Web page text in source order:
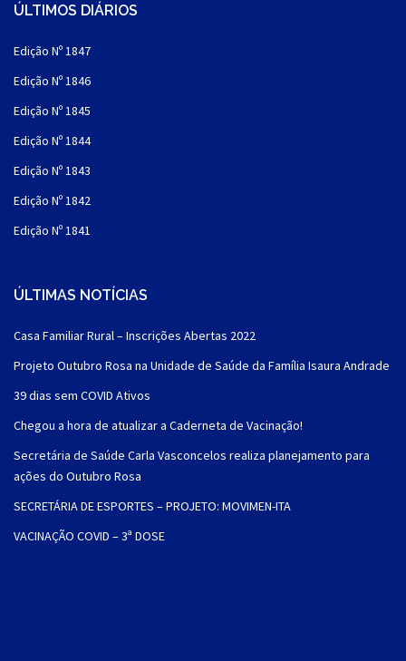
ÚLTIMOS DIÁRIOS
Edição Nº 1847
Edição Nº 1846
Edição Nº 1845
Edição Nº 1844
Edição Nº 1843
Edição Nº 1842
Edição Nº 1841
ÚLTIMAS NOTÍCIAS
Casa Familiar Rural – Inscrições Abertas 2022
Projeto Outubro Rosa na Unidade de Saúde da Família Isaura Andrade
39 dias sem COVID Ativos
Chegou a hora de atualizar a Caderneta de Vacinação!
Secretária de Saúde Carla Vasconcelos realiza planejamento para
ações do Outubro Rosa
SECRETÁRIA DE ESPORTES – PROJETO: MOVIMEN-ITA
VACINAÇÃO COVID – 3ª DOSE